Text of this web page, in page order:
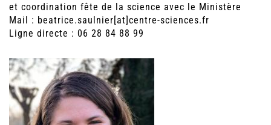
et coordination fête de la science avec le Ministère
Mail : beatrice.saulnier[at]centre-sciences.fr
Ligne directe : 06 28 84 88 99